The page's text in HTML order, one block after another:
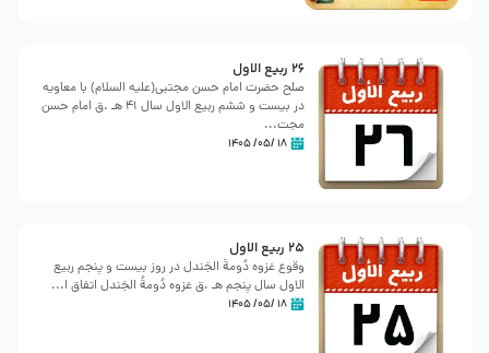
26 ربيع الاول
صلح حضرت امام حسن مجتبی(علیه السلام) با معاویه
در بیست و ششم ربیع الاول سال 41 هـ .ق امام حسن
مجت...
۱۸ /۰۵/ ۱۴۰۵
25 ربيع الاول
وقوع غزوه دُومةُ الجَندل در روز بیست و پنجم ربیع
الاول سال پنجم هـ .ق غزوه دُومةُ الجَندل اتفاق ا...
۱۸ /۰۵/ ۱۴۰۵